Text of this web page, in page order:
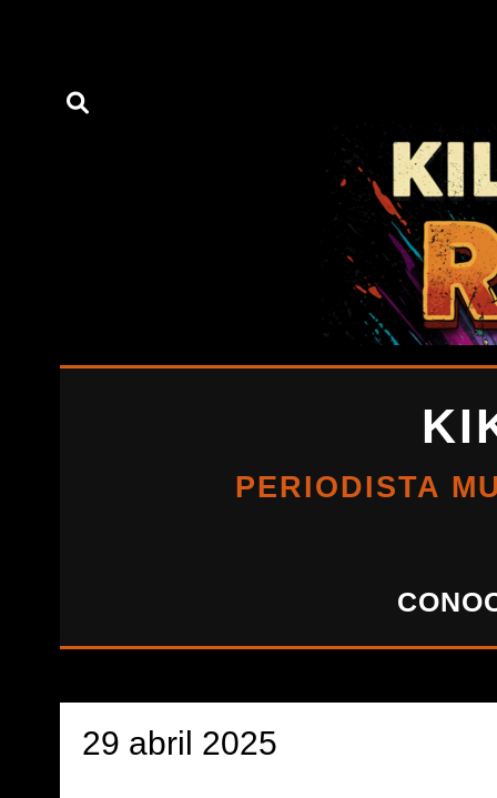
PERIODISTA
29 abril 2025